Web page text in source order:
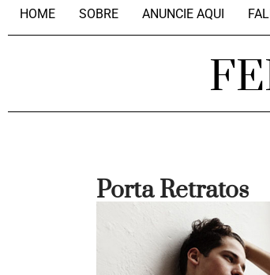
HOME SOBRE ANUNCIE AQUI
Porta Retratos